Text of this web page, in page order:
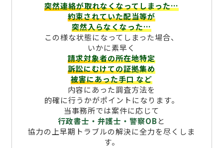
突然連絡が取れなくなってしまった…
約束されていた配当等が
突然入らなくなった…
この様な状態になってしまった場合、
いかに素早く
請求対象者の所在地特定
訴訟にむけての証拠集め
被害にあった手口など
内容にあった調査方法を
的確に行うかがポイントになります。
当事務所では案件に応じて
行政書士・弁護士・警察OBと
協力の上早期トラブルの解決に全力を尽くしま
す。